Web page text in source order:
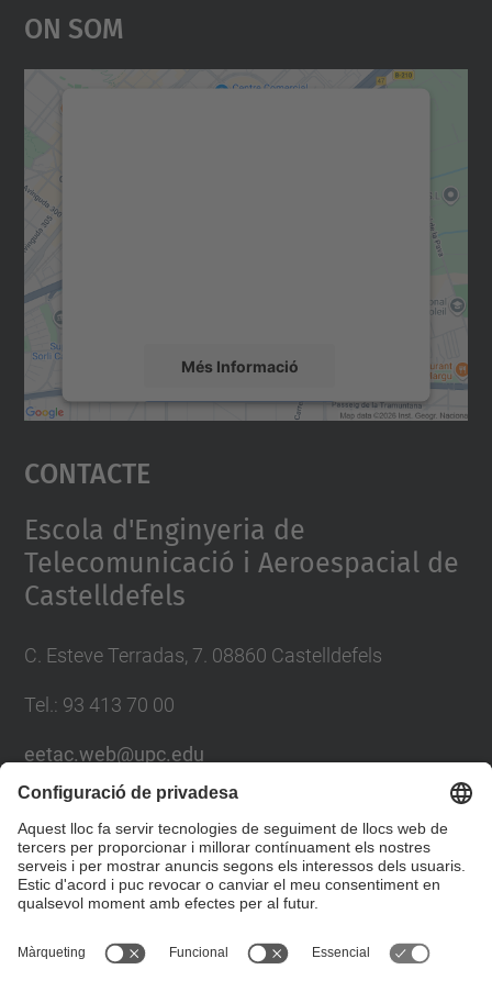
On Som
Més Informació
Accepta
powered by
Contacte
Escola d'Enginyeria de
Telecomunicació i Aeroespacial de
Castelldefels
C. Esteve Terradas, 7. 08860 Castelldefels
Tel.: 93 413 70 00
eetac.web@upc.edu
Llista Xarxes Socials